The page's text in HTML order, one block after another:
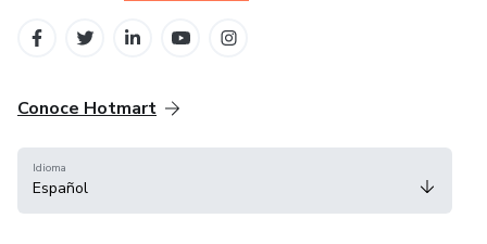
Conoce Hotmart
Idioma
Español